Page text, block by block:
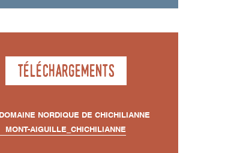
Téléchargements
DOMAINE NORDIQUE DE CHICHILIANNE
MONT-AIGUILLE_CHICHILIANNE